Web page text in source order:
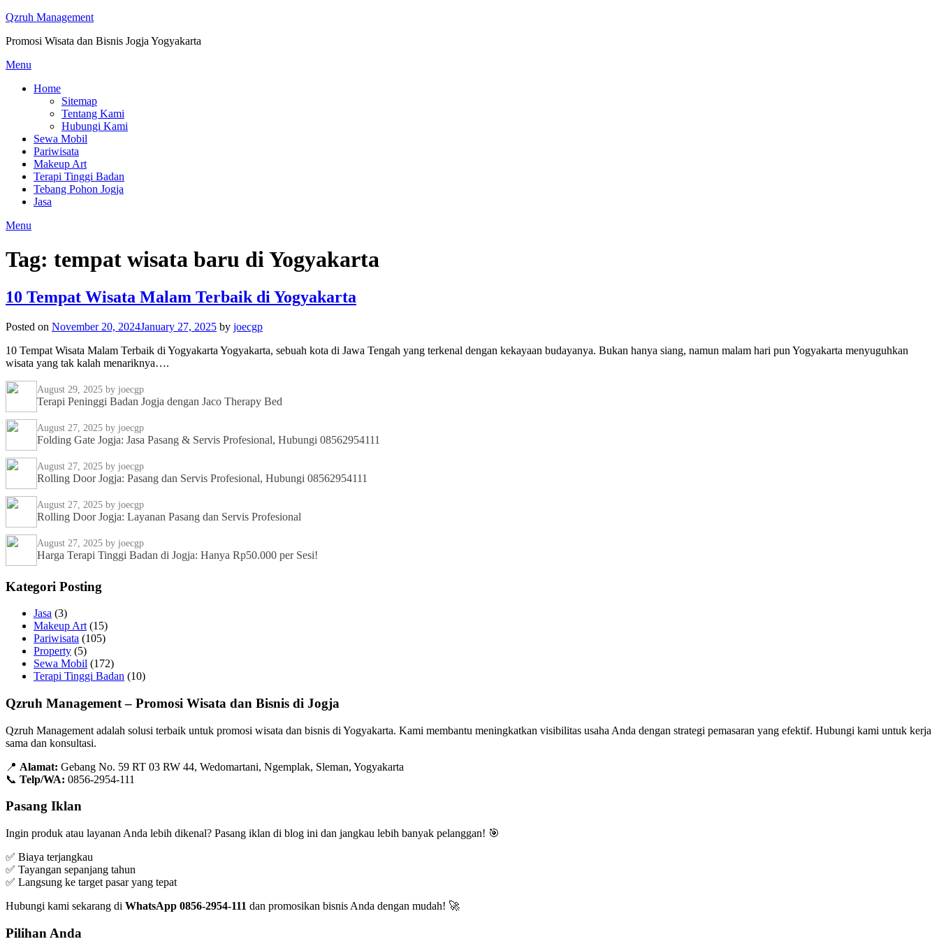
Skip
content
Qzruh Management
Promosi Wisata dan Bisnis Jogja Yogyakarta
Menu
Home
Sitemap
Tentang Kami
Hubungi Kami
Sewa Mobil
Pariwisata
Makeup Art
Terapi Tinggi Badan
Tebang Pohon Jogja
Jasa
Menu
Tag: tempat wisata baru di Yogyakarta
10 Tempat Wisata Malam Terbaik di Yogyakarta
Posted on November 20, 2024January 27, 2025 by joecgp
10 Tempat Wisata Malam Terbaik di Yogyakarta Yogyakarta, sebuah kota di Jawa Tengah yang terkenal dengan kekayaan budayanya. Bukan hanya siang, namun malam hari pun Yogyakarta menyuguhkan
wisata yang tak kalah menariknya….
August 29, 2025 by joecgp
Terapi Peninggi Badan Jogja dengan Jaco Therapy Bed
August 27, 2025 by joecgp
Folding Gate Jogja: Jasa Pasang & Servis Profesional, Hubungi 08562954111
August 27, 2025 by joecgp
Rolling Door Jogja: Pasang dan Servis Profesional, Hubungi 08562954111
August 27, 2025 by joecgp
Rolling Door Jogja: Layanan Pasang dan Servis Profesional
August 27, 2025 by joecgp
Harga Terapi Tinggi Badan di Jogja: Hanya Rp50.000 per Sesi!
Kategori Posting
Jasa (3)
Makeup Art (15)
Pariwisata (105)
Property (5)
Sewa Mobil (172)
Terapi Tinggi Badan (10)
Qzruh Management – Promosi Wisata dan Bisnis di Jogja
Qzruh Management adalah solusi terbaik untuk promosi wisata dan bisnis di Yogyakarta. Kami membantu meningkatkan visibilitas usaha Anda dengan strategi pemasaran yang efektif. Hubungi kami untuk kerja
sama dan konsultasi.
📍 Alamat: Gebang No. 59 RT 03 RW 44, Wedomartani, Ngemplak, Sleman, Yogyakarta
📞 Telp/WA: 0856-2954-111
Pasang Iklan
Ingin produk atau layanan Anda lebih dikenal? Pasang iklan di blog ini dan jangkau lebih banyak pelanggan! 🎯
✅ Biaya terjangkau
✅ Tayangan sepanjang tahun
✅ Langsung ke target pasar yang tepat
Hubungi kami sekarang di WhatsApp 0856-2954-111 dan promosikan bisnis Anda dengan mudah! 🚀
Pilihan Anda